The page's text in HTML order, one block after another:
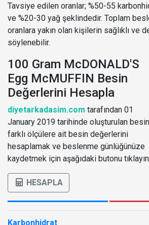
Tavsiye edilen oranlar; %50-55
ve %20-30 yağ şeklindedir. Toplam
oranlara yakın olan kişilerin sağlıklı ve
söylenebilir.
100 Gram McDONALD'S
Egg McMUFFIN Besin
Değerlerini Hesapla
diyetarkadasim.com tarafından 01
January 2019 tarihinde oluşturulan
farklı ölçülere ait besin değerlerini
hesaplamak ve beslenme günlüğünüze
kaydetmek için aşağıdaki butonu
HESAPLA
Karbonhidrat